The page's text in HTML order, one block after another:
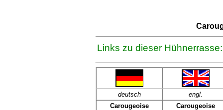
Links zu dieser Hühnerrasse:
deutsch engl.
Carougeoise
Carougeoise